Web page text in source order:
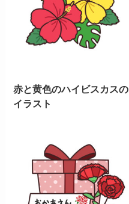
赤と黄色のハイビスカスの
イラスト